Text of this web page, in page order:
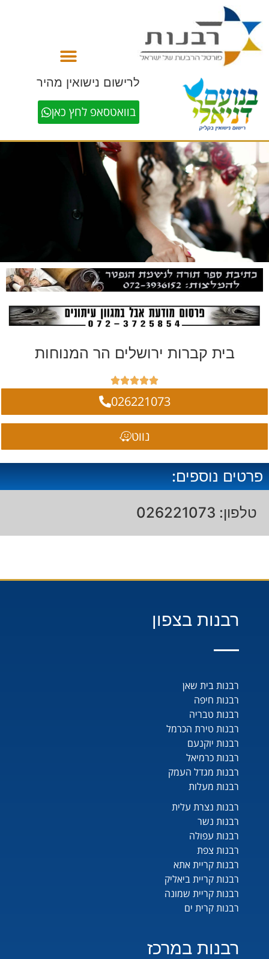
לרישום נישואין מהיר
בוואטסאפ לחץ כאן
בית קברות ירושלים הר המנוחות





026221073
נווט
פרטים נוספים:
טלפון: 026221073
רבנות בצפון
רבנות בית שאן
רבנות חיפה
רבנות טבריה
רבנות טירת הכרמל
רבנות יוקנעם
רבנות כרמיאל
רבנות מגדל העמק
רבנות מעלות
רבנות נצרת עלית
רבנות נשר
רבנות עפולה
רבנות צפת
רבנות קריית אתא
רבנות קריית ביאליק
רבנות קריית שמונה
רבנות קרית ים
רבנות במרכז